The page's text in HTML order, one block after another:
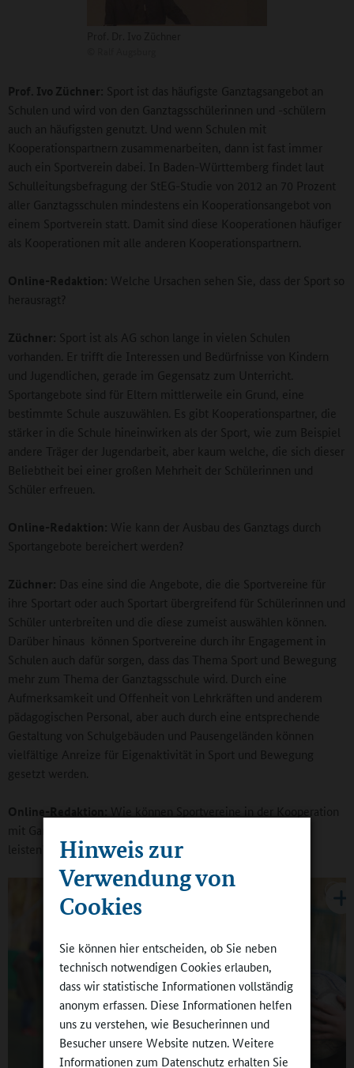
Hinweis zur
Verwendung von
Cookies
Sie können hier entscheiden, ob Sie neben
technisch notwendigen Cookies erlauben,
dass wir statistische Informationen vollständig
anonym erfassen. Diese Informationen helfen
uns zu verstehen, wie Besucherinnen und
Besucher unsere Website nutzen. Weitere
Informationen zum Datenschutz erhalten Sie
Prof. Ivo Züchner:
Sport ist das häufigste Ganztagsangebot an
Schulen und wird von den Ganztagsschülerinnen und -schülern
auch an häufigsten genutzt. Und wenn Schulen mit
Kooperationspartnern zusammenarbeiten, dann ist fast immer
auch ein Sportverein dabei. In Baden-Württemberg findet laut
Schulleitungsbefragung der StEG-Studie von 2012 an 70 Prozent
aller Ganztagsschulen mindestens ein Kooperationsangebot von
einem Sportverein statt. Damit sind diese Kooperationen häufiger
als Kooperationen mit alle anderen Kooperationspartnern.
Online-Redaktion: Welche Ursachen sehen Sie, dass der Sport so
herausragt?
Züchner:
Sport ist als AG schon lange in vielen Schulen
vorhanden. Er trifft die Interessen und Bedürfnisse von Kindern
und Jugendlichen, gerade im Gegensatz zum Unterricht.
Sportangebote sind für Eltern mittlerweile ein Grund, eine
bestimmte Schule auszuwählen. Es gibt Kooperationspartner, die
stärker in die Schule hineinwirken als der Sport, wie zum Beispiel
andere Träger der Jugendarbeit, aber kaum welche, die sich dieser
Beliebtheit bei einer großen Mehrheit der Schülerinnen und
Schüler erfreuen.
Online-Redaktion: Wie kann der Ausbau des Ganztags durch
Sportangebote bereichert werden?
Züchner: Das eine sind die Angebote, die die Sportvereine für
ihre Sportart oder auch Sportart übergreifend für Schülerinnen und
Schüler unterbreiten und die diese zumeist auswählen können.
Darüber hinaus können Sportvereine durch ihr Engagement in
Schulen auch dafür sorgen, dass das Thema Sport und Bewegung
mehr zum Thema der Ganztagsschule wird. Durch eine
Aufmerksamkeit und Offenheit von Lehrkräften und anderem
pädagogischen Personal, aber auch durch eine entsprechende
Gestaltung von Schulgebäuden und Pausengeländen können
vielfältige Anreize für Eigenaktivität in Sport und Bewegung
gesetzt werden.
Online-Redaktion: Wie können Sportvereine in der Kooperation
mit Ganztagsschulen einen Beitrag zum informellen Lernen
leisten?